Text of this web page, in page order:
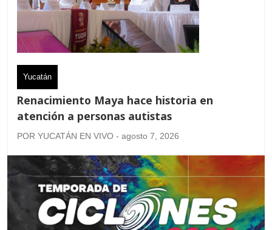
Yucatán
Renacimiento Maya hace historia en
atención a personas autistas
POR YUCATÁN EN VIVO - agosto 7, 2026